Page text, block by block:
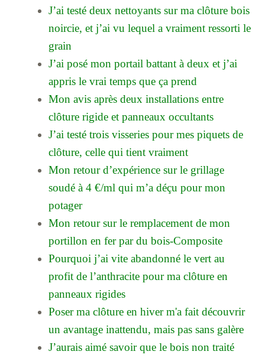
J’ai testé deux nettoyants sur ma clôture bois
noircie, et j’ai vu lequel a vraiment ressorti le
grain
J’ai posé mon portail battant à deux et j’ai
appris le vrai temps que ça prend
Mon avis après deux installations entre
clôture rigide et panneaux occultants
J’ai testé trois visseries pour mes piquets de
clôture, celle qui tient vraiment
Mon retour d’expérience sur le grillage
soudé à 4 €/ml qui m’a déçu pour mon
potager
Mon retour sur le remplacement de mon
portillon en fer par du bois-Composite
Pourquoi j’ai vite abandonné le vert au
profit de l’anthracite pour ma clôture en
panneaux rigides
Poser ma clôture en hiver m'a fait découvrir
un avantage inattendu, mais pas sans galère
J’aurais aimé savoir que le bois non traité